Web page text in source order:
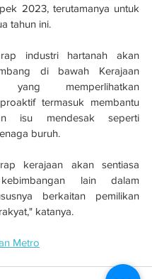
2023, terutamanya untuk
tahun ini.
industri hartanah akan
di bawah Kerajaan
yang memperlihatkan
termasuk membantu
isu mendesak seperti
buruh.
kerajaan akan sentiasa
lain dalam
berkaitan pemilikan
katanya.
Metro